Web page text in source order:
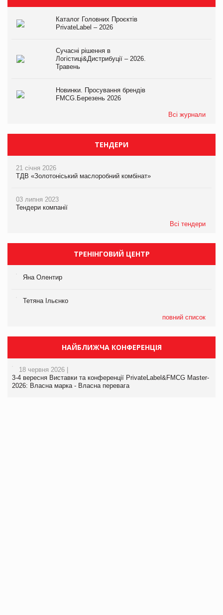
Каталог Головних Проєктів
PrivateLabel – 2026
Сучасні рішення в
Логістиці&Дистрибуції – 2026.
Травень
Новинки. Просування брендів
FMCG.Березень 2026
Всі журнали
ТЕНДЕРИ
21 січня 2026
ТДВ «Золотоніський маслоробний комбінат»
03 липня 2023
Тендери компанії
Всі тендери
ТРЕНІНГОВИЙ ЦЕНТР
Яна Олентир
Тетяна Ільєнко
повний список
НАЙБЛИЖЧА КОНФЕРЕНЦІЯ
18 червня 2026 |
3-4 вересня Виставки та конференції PrivateLabel&FMCG Master-
2026: Власна марка - Власна перевага